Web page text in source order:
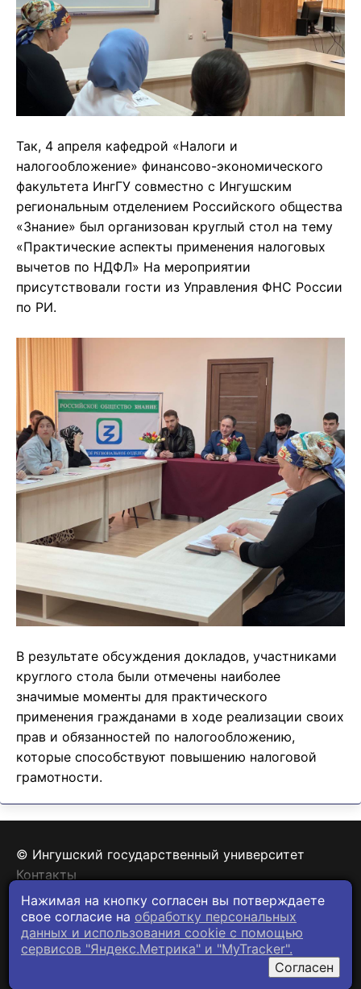
Так, 4 апреля кафедрой «Налоги и
налогообложение» финансово-экономического
факультета ИнгГУ совместно с Ингушским
региональным отделением Российского общества
«Знание» был организован круглый стол на тему
«Практические аспекты применения налоговых
вычетов по НДФЛ» На мероприятии
присутствовали гости из Управления ФНС России
по РИ.
В результате обсуждения докладов, участниками
круглого стола были отмечены наиболее
значимые моменты для практического
применения гражданами в ходе реализации своих
прав и обязанностей по налогообложению,
которые способствуют повышению налоговой
грамотности.
© Ингушский государственный университет
Контакты
Политика конфиденциальности
Нажимая на кнопку согласен вы потверждаете
свое согласие на обработку персональных
данных и использования cookie c помощью
сервисов "Яндекс.Метрика" и "MyTracker".
Согласен